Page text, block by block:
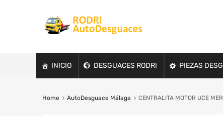
INICIO DESGUACES RODRI PIEZAS
Home AutoDesguace Málaga CENTRALITA MOTOR UCE